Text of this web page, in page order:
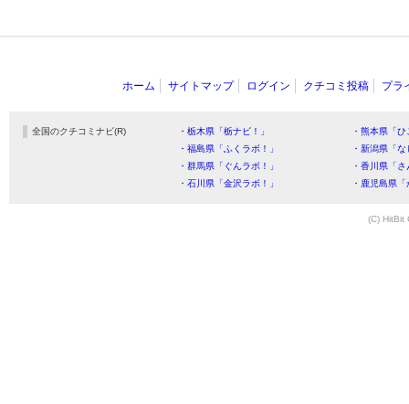
ホーム サイトマップ ログイン クチコミ投稿 プラ
全国のクチコミナビ(R) ・栃木県「栃ナビ！」
・熊本県「
・福島県「ふくラボ！」
・新潟県「
・群馬県「ぐんラボ！」
・香川県「
・石川県「金沢ラボ！」
・鹿児島県
(C) HitBit